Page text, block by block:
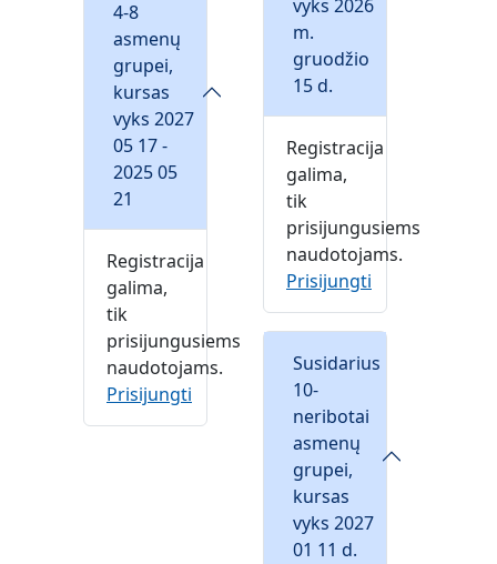
4-8
asmenų
grupei,
kursas
vyks 2027
05 17 -
2025 05
21
Registracija
galima,
tik
prisijungusiems
naudotojams.
Prisijungti
vyks 2026
m.
gruodžio
15 d.
Registracija
galima,
tik
prisijungusiems
naudotojams.
Prisijungti
Susidarius
10-
neribotai
asmenų
grupei,
kursas
vyks 2027
01 11 d.